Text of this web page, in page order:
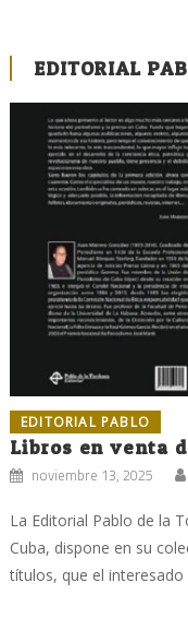
EDITORIAL
EDITORIAL PABLO
Libros en venta
noviembre 13, 2025
La Editorial Pablo de la
Cuba, dispone en su
títulos, que el interesado